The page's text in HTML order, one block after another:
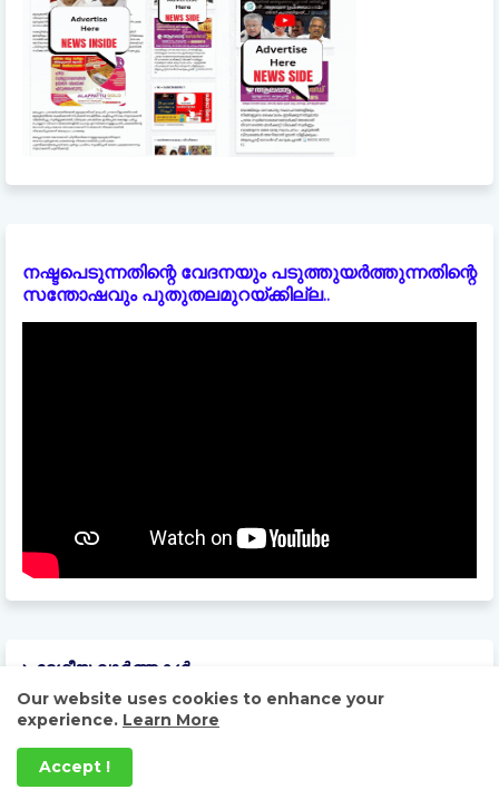
നഷ്ടപെടുന്നതിന്റെ വേദനയും പടുത്തുയർത്തുന്നതിന്റെ
സന്തോഷവും പുതുതലമുറയ്ക്കില്ല..
ദേശീയ വാർത്തകൾ
Our website uses cookies to enhance your
experience. Learn More
Accept !